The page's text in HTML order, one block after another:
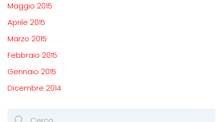
Maggio 2015
Aprile 2015
Marzo 2015
Febbraio 2015
Gennaio 2015
Dicembre 2014